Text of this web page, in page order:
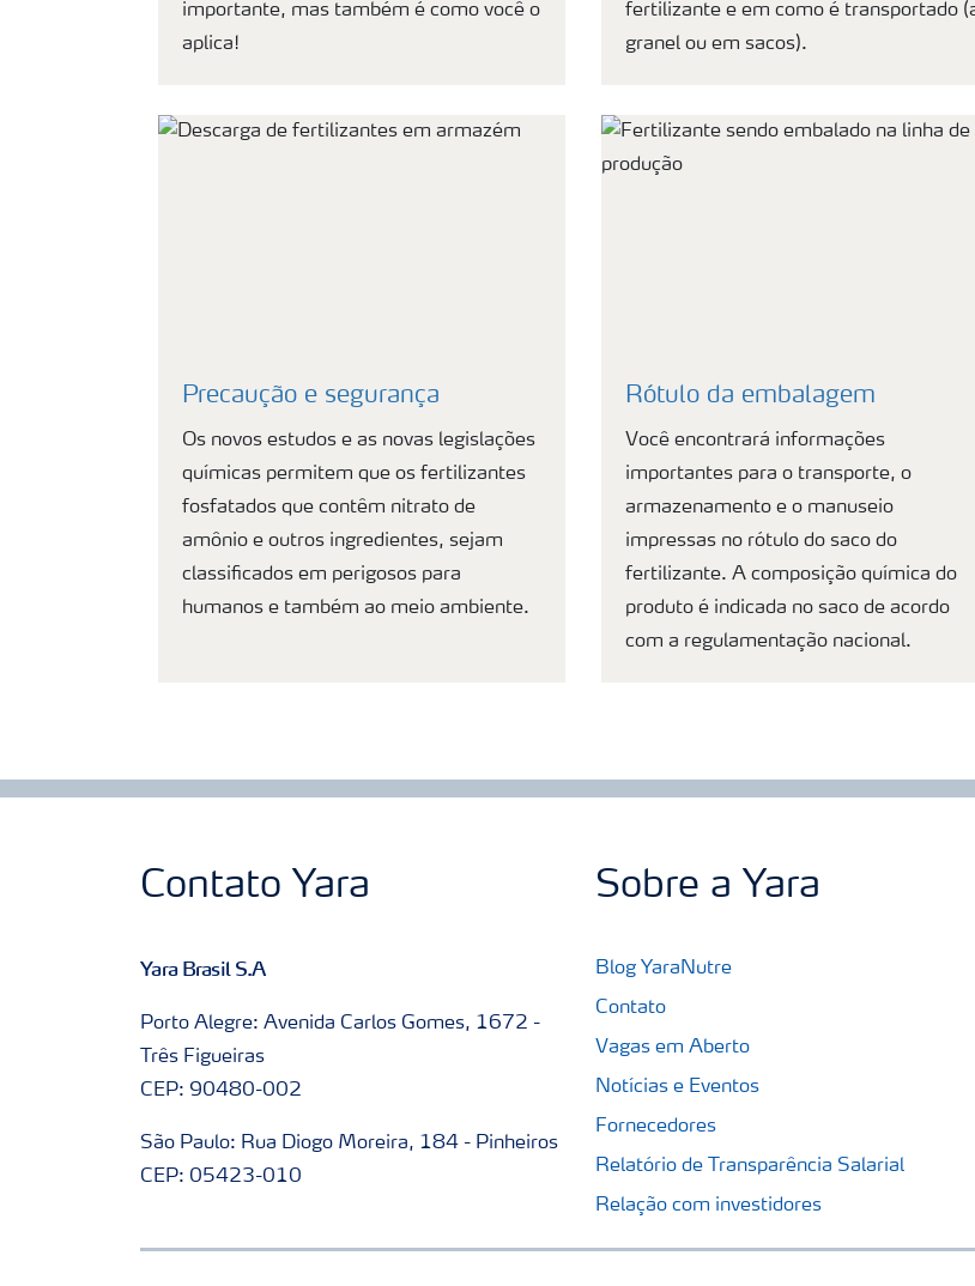
importante, mas também é como você o
aplica!
fertilizante e em como é transportado
granel ou em sacos).
Precaução e segurança
Os novos estudos e as novas legislações
químicas permitem que os fertilizantes
fosfatados que contêm nitrato de
amônio e outros ingredientes, sejam
classificados em perigosos para
humanos e também ao meio ambiente.
Rótulo da embalagem
Você encontrará informações
importantes para o transporte, o
armazenamento e o manuseio
impressas no rótulo do saco do
fertilizante. A composição química do
produto é indicada no saco de acordo
com a regulamentação nacional.
Contato Yara
Yara Brasil S.A
Porto Alegre: Avenida Carlos Gomes, 1672 -
Três Figueiras
CEP: 90480-002
São Paulo: Rua Diogo Moreira, 184 - Pinheiros
CEP: 05423-010
Sobre a Yara
Blog YaraNutre
Contato
Vagas em Aberto
Notícias e Eventos
Fornecedores
Relatório de Transparência Salarial
Relação com investidores